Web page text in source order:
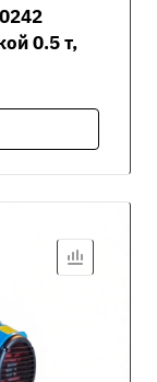
0.5 т,